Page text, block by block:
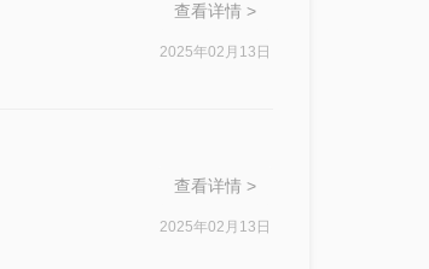
查看详情 >
2025年02月13日
查看详情 >
2025年02月13日